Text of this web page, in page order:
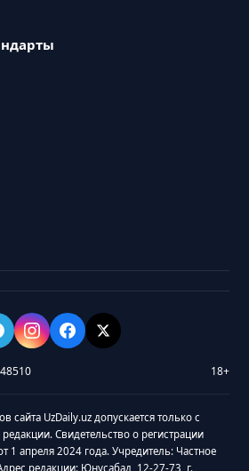
18+
сайта UzDaily.uz допускается только с
Свидетельство о регистрации
1 апреля 2024 года. Учредитель: Частное
редакции: Юнусабад, 12-27-73, г.